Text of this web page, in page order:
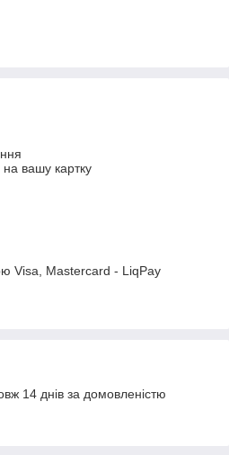
вашу картку
Visa, Mastercard - LiqPay
14 днів за домовленістю